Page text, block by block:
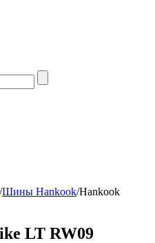
/Шины Hankook/Hankook
LT RW09